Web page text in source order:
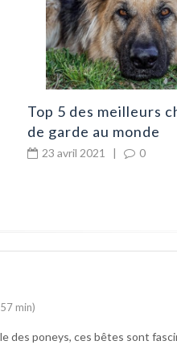
Top 5 des meilleurs
de garde au monde
23 avril 2021 | 0
min)
des poneys, ces bêtes sont